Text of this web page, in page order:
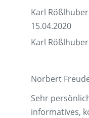
Karl
15.04.2020
Karl Rößlhuber
Norbert
Sehr
informatives,